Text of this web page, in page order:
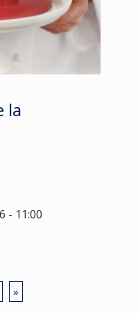
la
- 11:00
»